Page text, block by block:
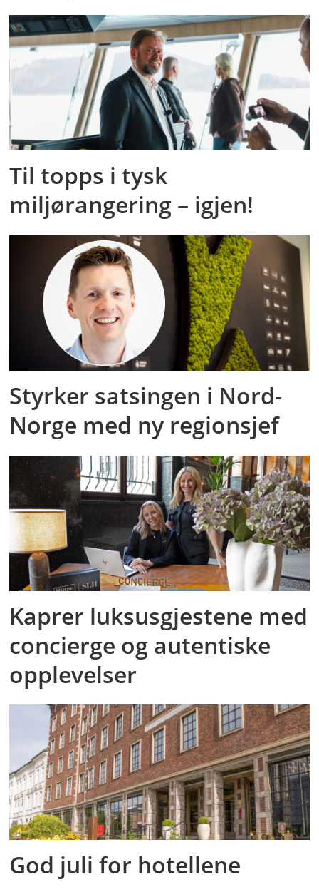
Til topps i tysk
miljørangering – igjen!
Styrker satsingen i Nord-
Norge med ny regionsjef
Kaprer luksusgjestene med
concierge og autentiske
opplevelser
God juli for hotellene